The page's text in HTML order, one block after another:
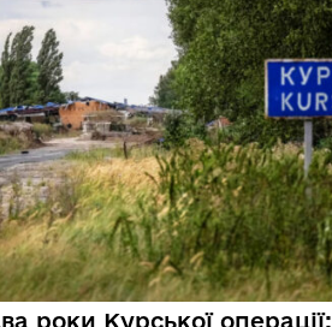
роки Курської операції: